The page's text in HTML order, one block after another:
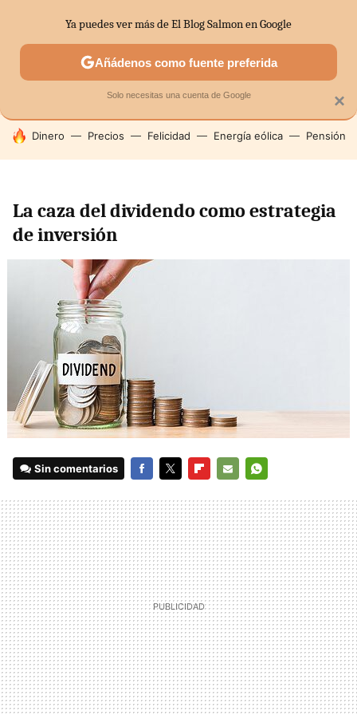
SECTORES ECONOMÍA DOMÉSTICA MERCADOS
HOY SE HABLA DE
Dinero Precios Felicidad Energía eólica Pensión
La caza del dividendo como estrategia
de inversión
Sin comentarios
MAIL
×
Ya puedes ver más de El Blog Salmon en Google
Añádenos como fuente preferida
Solo necesitas una cuenta de Google